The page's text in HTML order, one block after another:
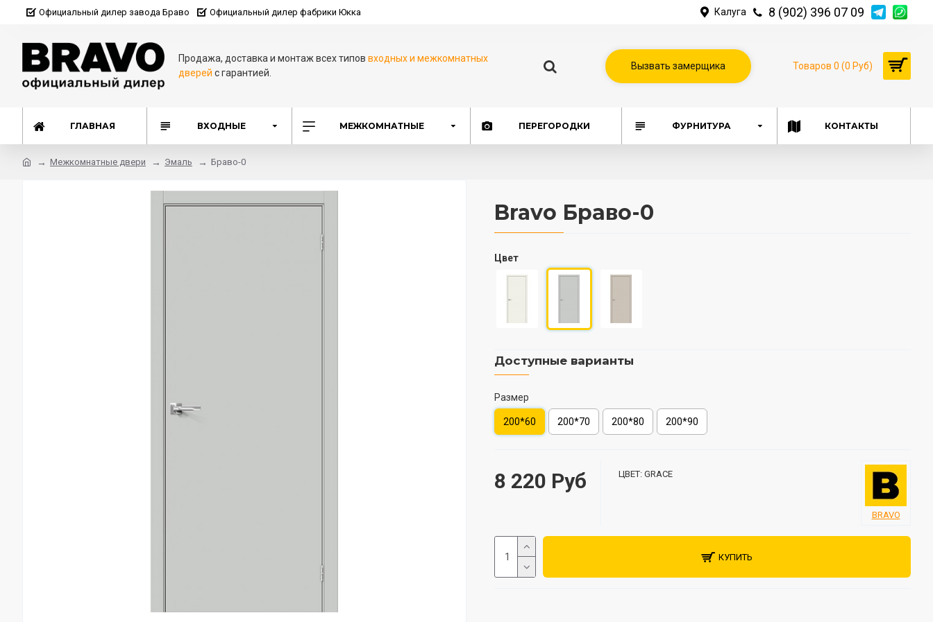
Официальный дилер завода Браво Официальный дилер фабрики Юкка Калуга 8 (902) 396 07 09
Продажа, доставка и монтаж всех типоввходных и межкомнатных
дверей с гарантией.
Вызвать замерщика Товаров 0 (0 Руб)
ГЛАВНАЯ ВХОДНЫЕ МЕЖКОМНАТНЫЕ ПЕРЕГОРОДКИ ФУРНИТУРА КОНТАКТЫ
Межкомнатные двери Эмаль Браво-0
Bravo Браво-0
8 220 Руб ЦВЕТ: GRACE
BRAVO
Цвет
Доступные варианты
Размер
200*60 200*70 200*80 200*90
КУПИТЬ